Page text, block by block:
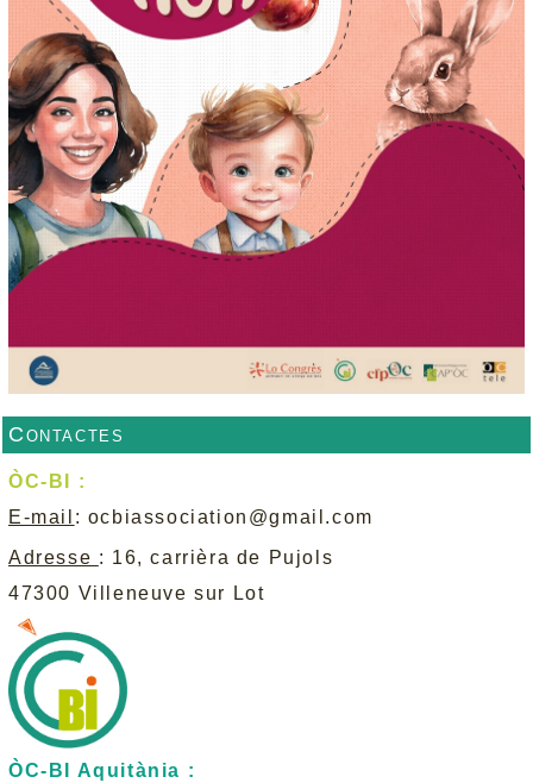
Contactes
ÒC-BI :
E-mail : ocbiassociation@gmail.com
Adresse : 16, carrièra de Pujols
47300 Villeneuve sur Lot
ÒC-BI Aquitània :